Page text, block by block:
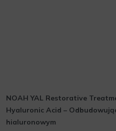
NOAH YAL Restorative
Hyaluronic Acid –
hialuronowym